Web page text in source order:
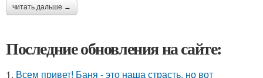
читать дальше →
Последние обновления на сайте:
1. Всем привет! Баня - это наша страсть, но вот